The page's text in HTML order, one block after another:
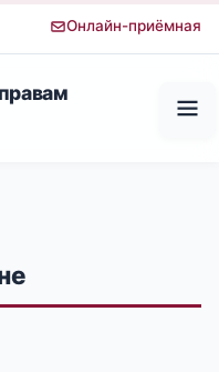
Онлайн-приёмная